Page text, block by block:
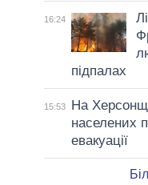
16:24
підпалах
15:53
На
населених
евакуації